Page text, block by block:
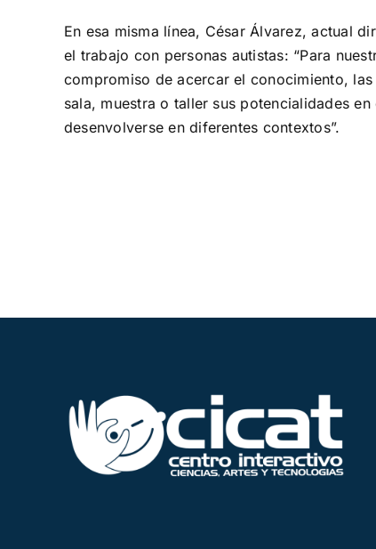
En esa misma línea, César Álvarez, actual
el trabajo con personas autistas: “Para
compromiso de acercar el conocimiento,
sala, muestra o taller sus potencialidades
desenvolverse en diferentes contextos”.